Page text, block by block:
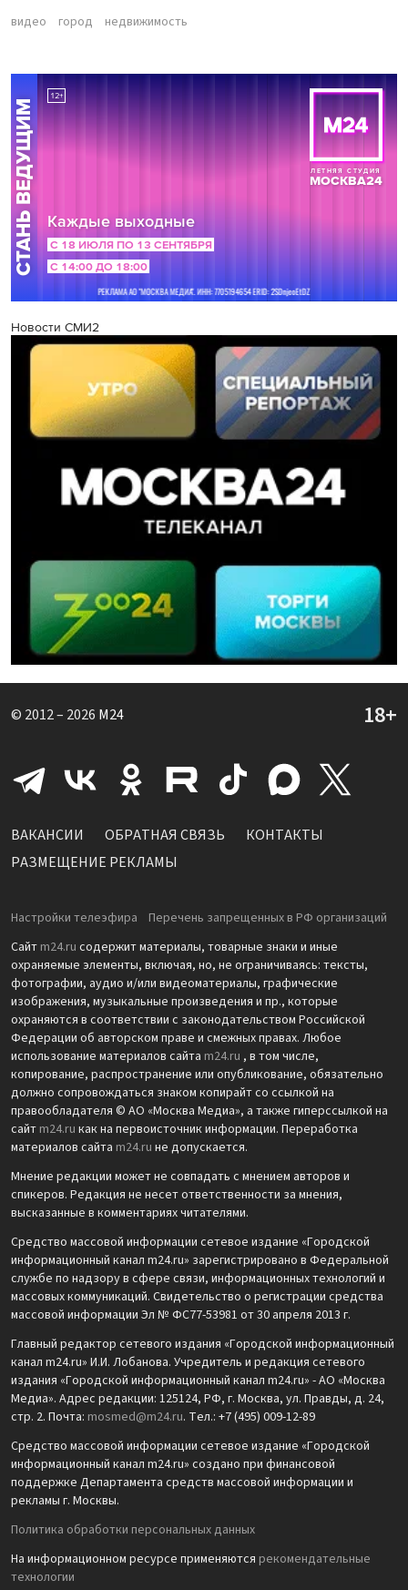
видео город недвижимость
Новости СМИ2
© 2012 – 2026 M24
ВАКАНСИИ ОБРАТНАЯ СВЯЗЬ
КОНТАКТЫ
РАЗМЕЩЕНИЕ РЕКЛАМЫ
Настройки телеэфира
Перечень запрещенных в РФ организаций
Сайт m24.ru содержит материалы, товарные знаки и иные
охраняемые элементы, включая, но, не ограничиваясь: тексты,
фотографии, аудио и/или видеоматериалы, графические
изображения, музыкальные произведения и пр., которые
охраняются в соответствии с законодательством Российской
Федерации об авторском праве и смежных правах. Любое
использование материалов сайта m24.ru , в том числе,
копирование, распространение или опубликование, обязательно
должно сопровождаться знаком копирайт со ссылкой на
правообладателя © АО «Москва Медиа», а также гиперссылкой на
сайт m24.ru как на первоисточник информации. Переработка
материалов сайта m24.ru не допускается.
Мнение редакции может не совпадать с мнением авторов и
спикеров. Редакция не несет ответственности за мнения,
высказанные в комментариях читателями.
Средство массовой информации сетевое издание «Городской
информационный канал m24.ru» зарегистрировано в Федеральной
службе по надзору в сфере связи, информационных технологий и
массовых коммуникаций. Свидетельство о регистрации средства
массовой информации Эл № ФС77-53981 от 30 апреля 2013 г.
Главный редактор сетевого издания «Городской информационный
канал m24.ru» И.И. Лобанова. Учредитель и редакция сетевого
издания «Городской информационный канал m24.ru» - АО «Москва
Медиа». Адрес редакции: 125124, РФ, г. Москва, ул. Правды, д. 24,
стр. 2. Почта: mosmed@m24.ru. Тел.: +7 (495) 009-12-89
Средство массовой информации сетевое издание «Городской
информационный канал m24.ru» создано при финансовой
поддержке Департамента средств массовой информации и
рекламы г. Москвы.
Политика обработки персональных данных
На информационном ресурсе применяются рекомендательные
технологии